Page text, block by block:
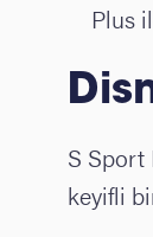
Plus
S Sport
keyifli